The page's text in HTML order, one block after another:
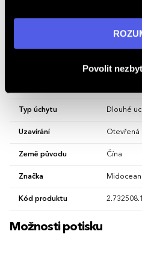
informací navštivte naši
Povolitbavlna
Typ úchytu Dlouhé
Uzavírání Otevřená
Země původu Čína
Značka Midocean
Kód produktu
Možnosti potisku